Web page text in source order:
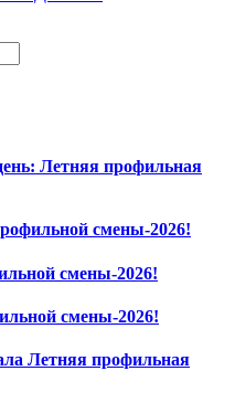
Летняя профильная
смены-2026!
смены-2026!
смены-2026!
Летняя профильная